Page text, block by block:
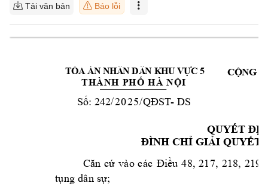
Tải văn bản Báo lỗi
TÒA ÁN NHÂN DÂN KHU VỰC 5
THÀNH PHỐ HÀ NỘI
Số: 242/2025/QĐST- DS
CỘNG
QUYẾT
ĐÌNH CHỈ GIẢI QUYẾT
Căn cứ vào các Điều 48, 217, 218, 219
tụng dân sự;